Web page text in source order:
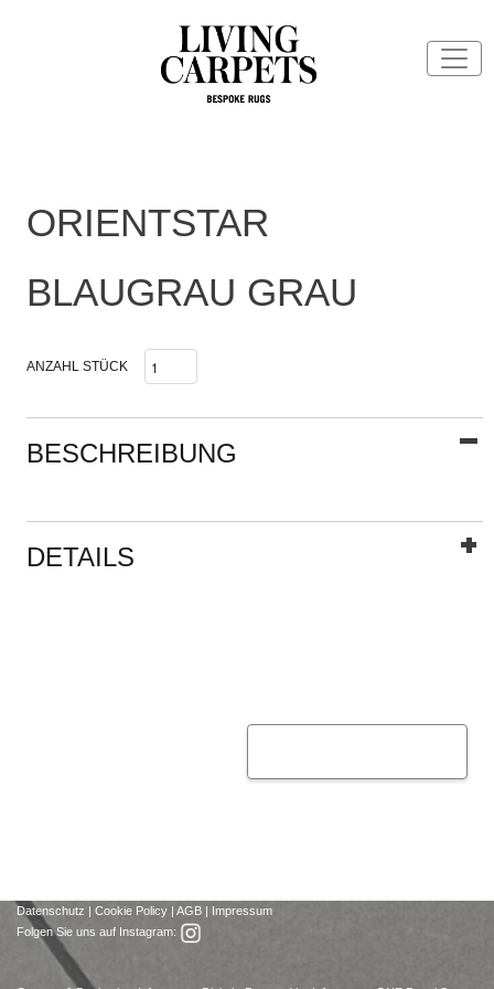
ORIENTSTAR
BLAUGRAU GRAU
ANZAHL STÜCK
BESCHREIBUNG
DETAILS
Datenschutz | Cookie Policy | AGB | Impressum
Folgen Sie uns auf Instagram: